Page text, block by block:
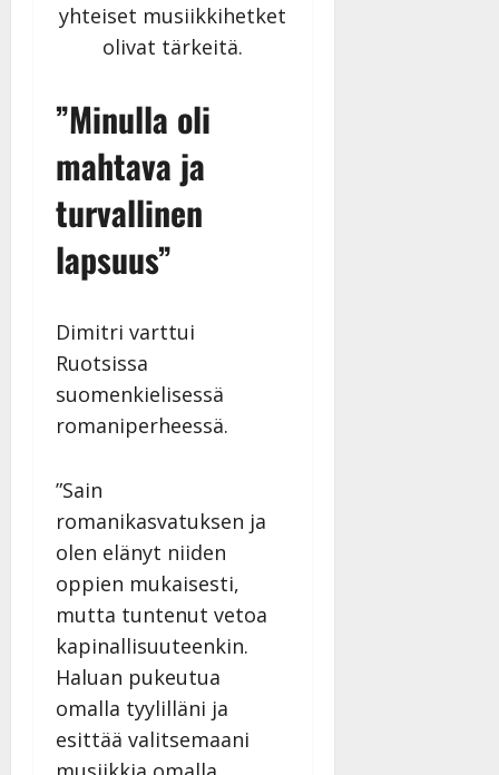
yhteiset musiikkihetket
olivat tärkeitä.
”Minulla oli
mahtava ja
turvallinen
lapsuus”
Dimitri varttui
Ruotsissa
suomenkielisessä
romaniperheessä.
”Sain
romanikasvatuksen ja
olen elänyt niiden
oppien mukaisesti,
mutta tuntenut vetoa
kapinallisuuteenkin.
Haluan pukeutua
omalla tyylilläni ja
esittää valitsemaani